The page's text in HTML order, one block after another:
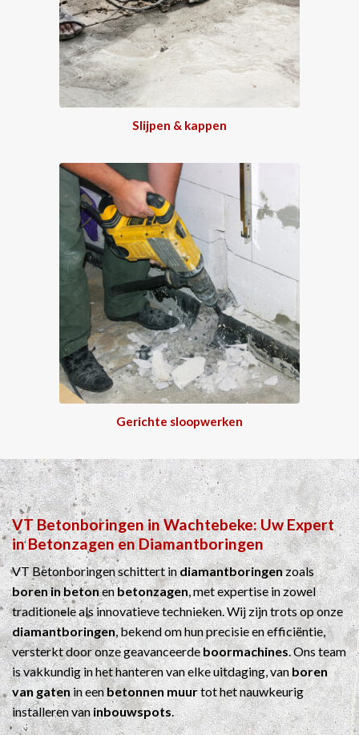
Slijpen & kappen
Gerichte sloopwerken
VT BetonboringeninWachtebeke: Uw Expert
inBetonzagenenDiamantboringen
VT Betonboringen schittert indiamantboringenzoals
boren in betonenbetonzagen, met expertise in zowel
traditionele als innovatieve technieken. Wij zijn trots op onze
diamantboringen, bekend om hun precisie en efficiëntie,
versterkt door onze geavanceerdeboormachines. Ons team
is vakkundig in het hanteren van elke uitdaging, vanboren
van gatenin eenbetonnen muurtot het nauwkeurig
installeren vaninbouwspots.